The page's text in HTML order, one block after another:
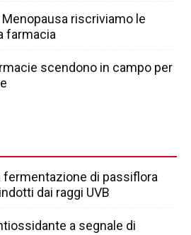
riscriviamo le
farmacia
scendono in campo per
fermentazione di passiflora
dai raggi UVB
a segnale di